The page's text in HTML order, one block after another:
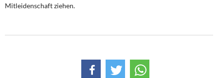
Mitleidenschaft ziehen.